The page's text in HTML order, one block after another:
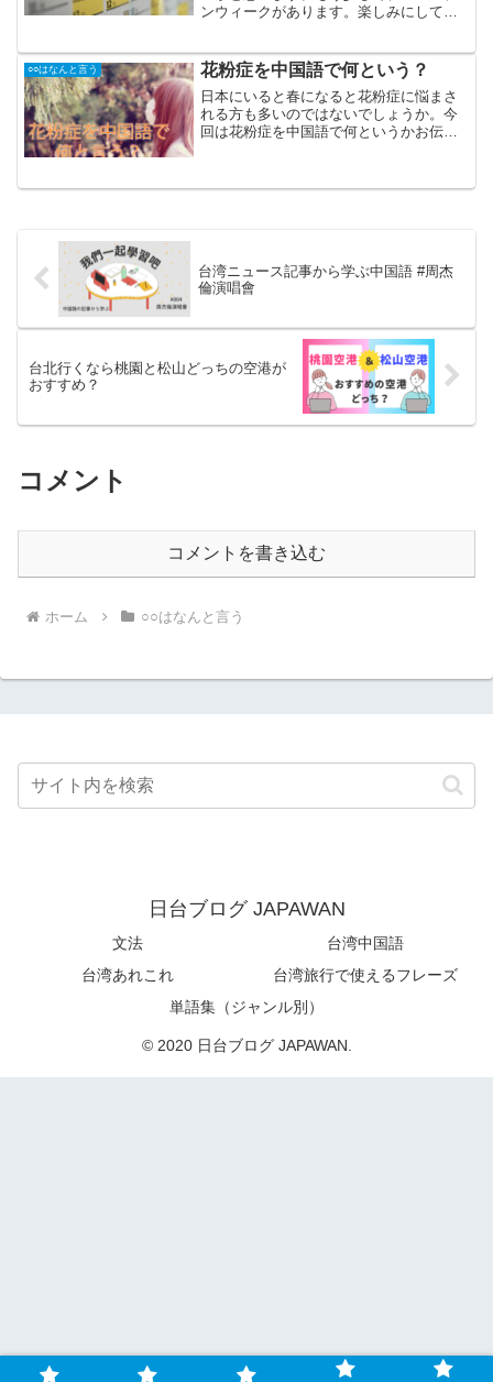
ンウィークがあります。楽しみにしてい
何と言うのか。そして、「ゴールデンウ
ィークは何するの？」...
○○はなんと言う 花粉症を中国語で何という？
日本にいると春になると花粉症に悩まさ
れる方も多いのではないでしょうか。今
回は花粉症を中国語で何というかお伝え
いいます。花粉症に関する単語鼻水：鼻
台湾ニュース記事から学ぶ中国語 #周杰
倫演唱會
台北行くなら桃園と松山どっちの空港が
おすすめ？
コメント
コメントを書き込む
ホーム ○○はなんと言う
日台ブログ JAPAWAN
文法
台湾中国語
台湾あれこれ
台湾旅行で使えるフレーズ
単語集（ジャンル別）
© 2020 日台ブログ JAPAWAN.